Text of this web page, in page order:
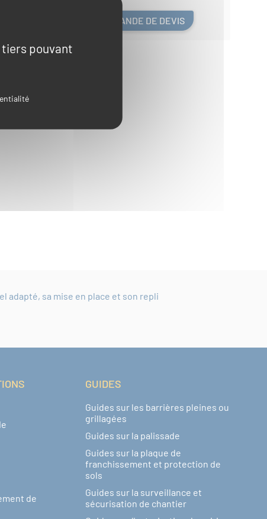
AJOUTER A MA DEMANDE DE DEVIS
adapté, sa mise en place et son repli
de
GUIDES
Guides sur les barrières pleines ou
grillagées
Guides sur la palissade
Guides sur la plaque de
franchissement et protection de
sols
Guides sur la surveillance et
sécurisation de chantier
pouvant